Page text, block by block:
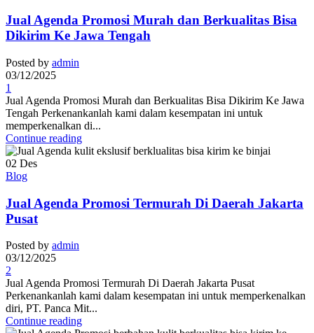
Jual Agenda Promosi Murah dan Berkualitas Bisa
Dikirim Ke Jawa Tengah
Posted by admin
03/12/2025
1
Jual Agenda Promosi Murah dan Berkualitas Bisa Dikirim Ke Jawa
Tengah Perkenankanlah kami dalam kesempatan ini untuk
memperkenalkan di...
Continue reading
02 Des
Blog
Jual Agenda Promosi Termurah Di Daerah Jakarta
Pusat
Posted by admin
03/12/2025
2
Jual Agenda Promosi Termurah Di Daerah Jakarta Pusat
Perkenankanlah kami dalam kesempatan ini untuk memperkenalkan
diri, PT. Panca Mit...
Continue reading